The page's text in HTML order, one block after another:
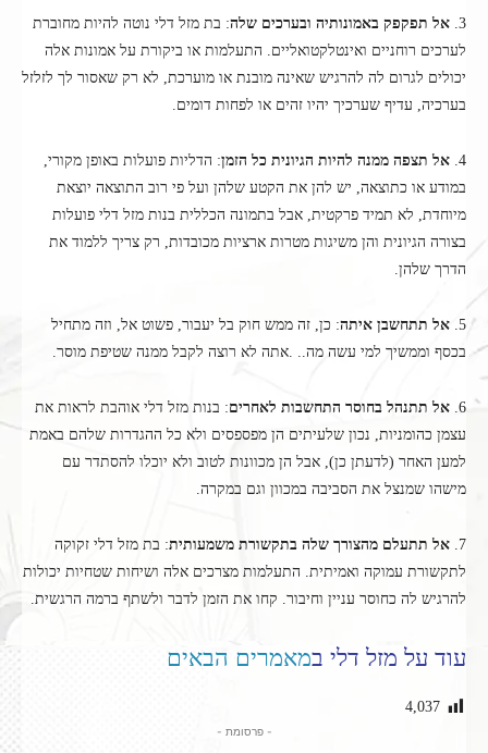
3. אל תפקפק באמונותיה ובערכים שלה: בת מזל דלי נוטה להיות מחוברת
לערכים רוחניים ואינטלקטואליים. התעלמות או ביקורת על אמונות אלה
יכולים לגרום לה להרגיש שאינה מובנת או מוערכת, לא רק שאסור לך לזלזל
בערכיה, עדיף שערכיך יהיו זהים או לפחות דומים.
4. אל תצפה ממנה להיות הגיונית כל הזמן: הדליות פועלות באופן מקורי,
במודע או כתוצאה, יש להן את הקטע שלהן ועל פי רוב התוצאה יוצאת
מיוחדת, לא תמיד פרקטית, אבל בתמונה הכללית בנות מזל דלי פועלות
בצורה הגיונית והן משיגות מטרות ארציות מכובדות, רק צריך ללמוד את
הדרך שלהן.
5. אל תתחשבן איתה: כן, זה ממש חוק בל יעבור, פשוט אל, וזה מתחיל
בכסף וממשיך למי עשה מה.. .אתה לא רוצה לקבל ממנה שטיפת מוסר.
6. אל תתנהל בחוסר התחשבות לאחרים: בנות מזל דלי אוהבת לראות את
עצמן כהומניות, נכון שלעיתים הן מפספסים ולא כל ההגדרות שלהם באמת
למען האחר (לדעתן כן), אבל הן מכוונות לטוב ולא יוכלו להסתדר עם
מישהו שמנצל את הסביבה במכוון וגם במקרה.
7. אל תתעלם מהצורך שלה בתקשורת משמעותית: בת מזל דלי זקוקה
לתקשורת עמוקה ואמיתית. התעלמות מצרכים אלה ושיחות שטחיות יכולות
להרגיש לה כחוסר עניין וחיבור. קחו את הזמן לדבר ולשתף ברמה הרגשית.
עוד על מזל דלי במאמרים הבאים
4,037
- פרסומת -